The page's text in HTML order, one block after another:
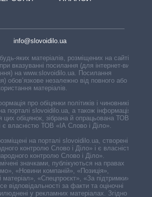
info@slovoidilo.ua
яких матеріалів, розміщених на сайті,
вказуванні посилання (для інтернет-видань
на www.slovoidilo.ua. Посилання
обов’язкове незалежно від повного або
матеріалів.
про обіцянки політиків і чиновників,
порталі slovoidilo.ua, а також інформація про
цих обіцянок, зібрана й опрацьована ТОВ «ІА
є власністю ТОВ «ІА Слово і Діло».
на порталі slovoidilo.ua, створені ГО
контролю Слово і Діло» і є власністю
контролю Слово і Діло».
значками, публікуються на правах
«Новини компаній», «Позиція»,
«Спецпроєкт», «За підтримки».
відповідальності за факти та оціночні
у рекламних матеріалах. Згідно з